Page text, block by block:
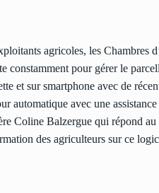
agricoles, les Chambres
pour gérer le
et sur smartphone avec de
automatique avec une
Coline Balzergue qui répond
des agriculteurs sur ce